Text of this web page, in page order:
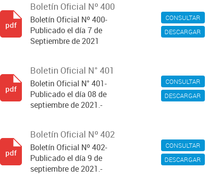
CONSULTAR
DESCARGAR
Boletín Oficial Nº 400
Boletín Oficial Nº 400-
Publicado el día 7 de
Septiembre de 2021
pdf
CONSULTAR
DESCARGAR
Boletin Oficial N° 401
Boletin Oficial N° 401-
Publicado el día 08 de
septiembre de 2021.-
pdf
CONSULTAR
DESCARGAR
Boletín Oficial Nº 402
Boletín Oficial Nº 402-
Publicado el día 9 de
septiembre de 2021.-
pdf